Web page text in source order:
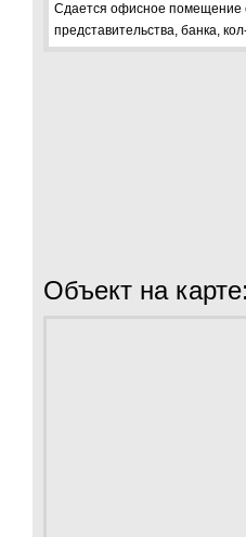
Сдается офисное помещение
представительства, банка,
Объект на карте: